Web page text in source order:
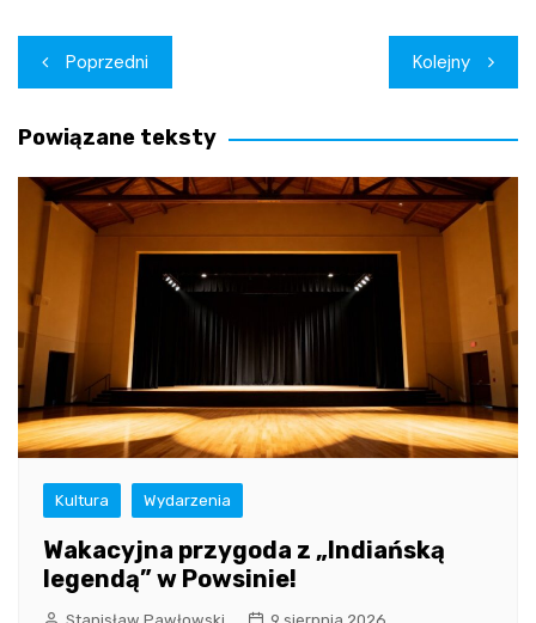
Nawigacja
wpisu
Poprzedni Kolejny
Powiązane teksty
Kultura Wydarzenia
Wakacyjna przygoda z „Indiańską
legendą” w Powsinie!